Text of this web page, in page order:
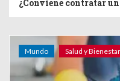
¿Conviene contratar
Mundo Salud y Bienestar